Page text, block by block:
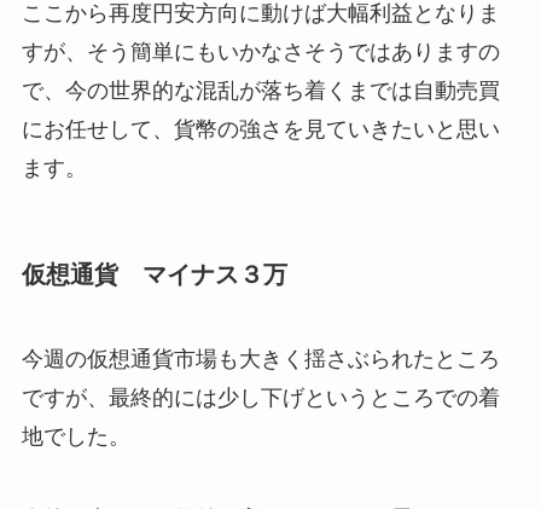
ここから再度円安方向に動けば大幅利益となりま
すが、そう簡単にもいかなさそうではありますの
で、今の世界的な混乱が落ち着くまでは自動売買
にお任せして、貨幣の強さを見ていきたいと思い
ます。
仮想通貨 マイナス３万
今週の仮想通貨市場も大きく揺さぶられたところ
ですが、最終的には少し下げというところでの着
地でした。